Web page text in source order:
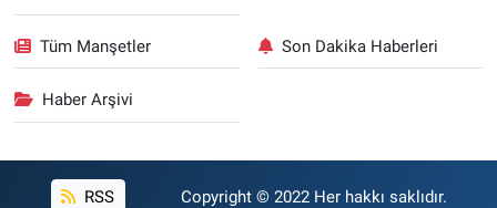
Tüm Manşetler Son Dakika Haberleri
Haber Arşivi
RSS Copyright © 2022 Her hakkı saklıdır.